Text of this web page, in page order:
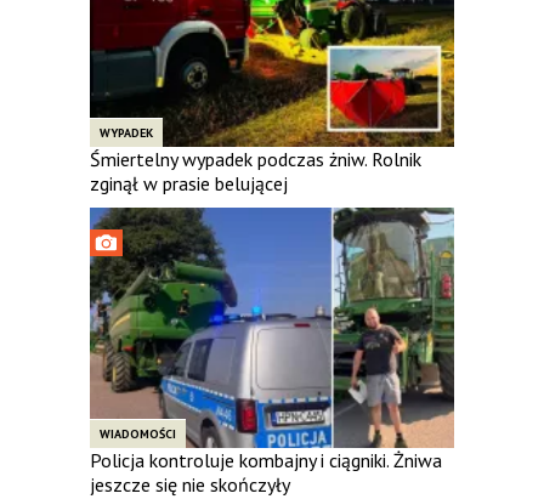
WYPADEK
Śmiertelny wypadek podczas żniw. Rolnik
zginął w prasie belującej
WIADOMOŚCI
Policja kontroluje kombajny i ciągniki. Żniwa
jeszcze się nie skończyły